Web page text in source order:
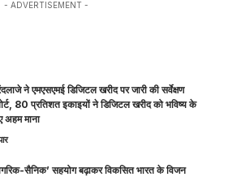
- ADVERTISEMENT -
ने एमएसएमई डिजिटल खरीद पर जारी की सर्वेक्षण
80 प्रतिशत इकाइयों ने डिजिटल खरीद को भविष्य के
अहम माना
सैनिक’ सहयोग बढ़ाकर विकसित भारत के विजन